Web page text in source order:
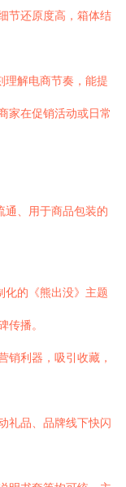
节还原度高，箱体结
理解电商节奏，能提
家在促销活动或日常
通、用于商品包装的
化的《熊出没》主题
传播。
销利器，吸引收藏，
礼品、品牌线下快闪